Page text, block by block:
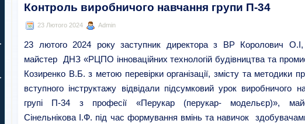
Контроль виробничого навчання групи П-34
23 Лютого 2024 Admin
23 лютого 2024 року заступник директора з ВР Королович
майстер ДНЗ «РЦПО інноваційних технологій будівництва та
Козиренко В.Б. з метою перевірки організації, змісту та методики
вступного інструктажу відвідали підсумковий урок виробничого
групі П-34
з професії «Перукар (перукар- модельєр)»,
Сінельнікова І.Ф. під час формування вмінь та навичок